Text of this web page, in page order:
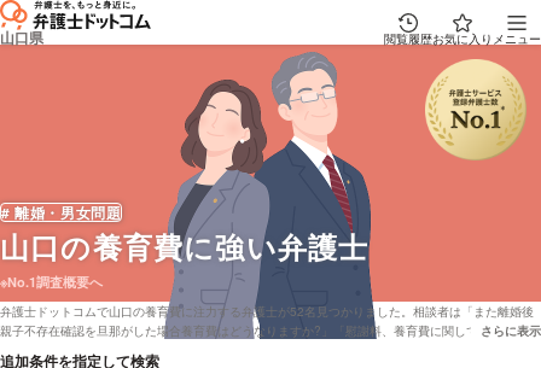
山口県 閲覧履歴お気に入り メニュー
# 離婚・男女問題
山口の養育費に強い弁護士
※No.1調査概要へ
弁護士ドットコムで山口の養育費に注力する弁護士が52名見つかりました。相談者は「また離婚後
親子不存在確認を旦那がした場合養育費はどうなりますか?」「慰謝料、養育費に関して、貯金がな
いから払えないって理由は調停で通りますか?」などの問題を抱えております。弁護士ドットコムで
説明文の
さらに表示
追加条件を指定して検索